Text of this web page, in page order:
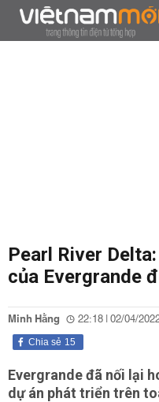
Pearl River
của Evergrande
Minh Hằng 22:18 | 02/04/
15
Chia sẻ
Evergrande đã nối lại
dự án phát triển trên